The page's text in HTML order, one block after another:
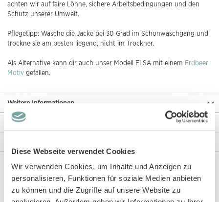
Diese Webseite verwendet Cookies
Wir verwenden Cookies, um Inhalte und Anzeigen zu
personalisieren, Funktionen für soziale Medien anbieten
zu können und die Zugriffe auf unsere Website zu
achten wir auf faire Löhne, sichere Arbeitsbedingungen und den
Schutz unserer Umwelt.
Pflegetipp: Wasche die Jacke bei 30 Grad im Schonwaschgang und
trockne sie am besten liegend, nicht im Trockner.
Als Alternative kann dir auch unser Modell ELSA mit einem Erdbeer-
Motiv gefallen.
Weitere Informationen
Rezensionen
Diese Artikel könnten dir auch gefallen!